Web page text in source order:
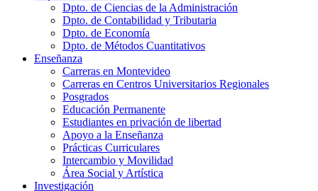
Dpto. de Ciencias de la Administración
Dpto. de Contabilidad y Tributaria
Dpto. de Economía
Dpto. de Métodos Cuantitativos
Enseñanza
Carreras en Montevideo
Carreras en Centros Universitarios Regionales
Posgrados
Educación Permanente
Estudiantes en privación de libertad
Apoyo a la Enseñanza
Prácticas Curriculares
Intercambio y Movilidad
Área Social y Artística
Investigación